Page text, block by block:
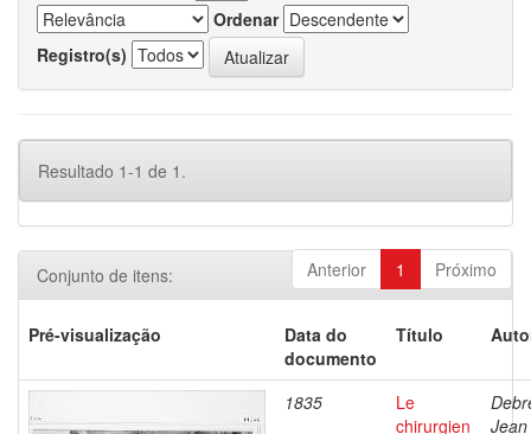
Ordenar
Registro(s)
Resultado 1-1 de 1.
Anterior 1 Próximo
Conjunto de itens:
Pré-visualização
Data do
documento
Título
1835
Le
chirurgien
Jean